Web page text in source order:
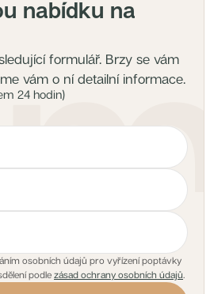
nabídku na
formulář. Brzy se vám
vám o ní detailní informace.
24 hodin)
osobních údajů pro vyřízení poptávky
podle zásad ochrany osobních údajů.